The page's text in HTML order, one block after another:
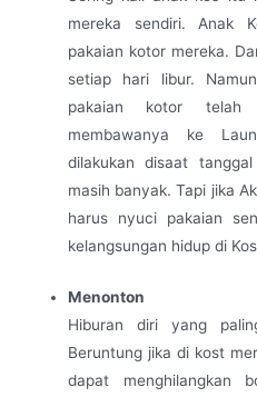
mereka sendiri. Anak
pakaian kotor mereka.
setiap hari libur.
pakaian kotor telah
membawanya ke
dilakukan disaat
masih banyak. Tapi jika
harus nyuci pakaian
kelangsungan hidup di
Menonton
Hiburan diri yang
Beruntung jika di kost
dapat menghilangkan